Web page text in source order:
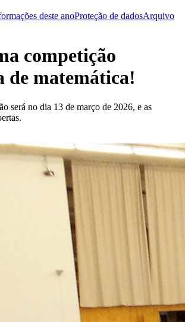
deste anoProteção de dadosArquivo
competição
de matemática!
será no dia 13 de março de 2026, e as